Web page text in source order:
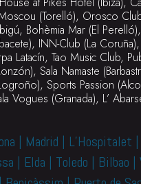
(Torelló), Orosco
Bohèmia Mar (El
INN-Club (La
Latacín, Tao Music Club,
Sala Namaste
Sports Passion
Vogues (Granada), L’
| Madrid | L’Hospitalet
| Elda | Toledo | Bilbao |